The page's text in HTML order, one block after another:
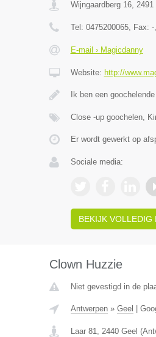
Wijngaardberg 16, 2491
Tel: 0475200065, Fax: -
E-mail › Magicdanny
Website: http://
Ik ben een
Close -up goochelen,
Er wordt gewerkt op
Sociale media:
BEKIJK VOLLEDIG
Clown Huzzie
Niet gevestigd in de
Antwerpen» Geel
Laar 81, 2440 Geel (